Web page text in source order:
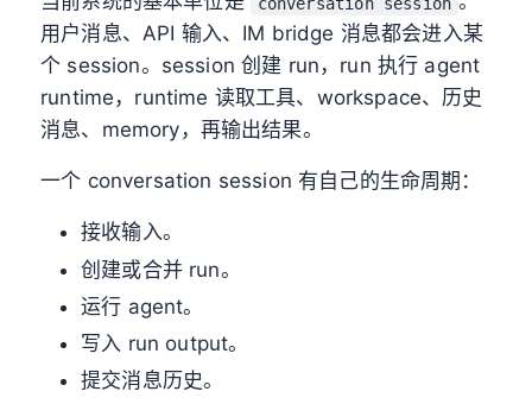
用户消息、API 输入、IM bridge 消息都会进入某
个 session。session 创建 run，run 执行 agent
runtime，runtime 读取工具、workspace、历史
消息、memory，再输出结果。
一个 conversation session 有自己的生命周期：
接收输入。
创建或合并 run。
运行 agent。
写入 run output。
提交消息历史。